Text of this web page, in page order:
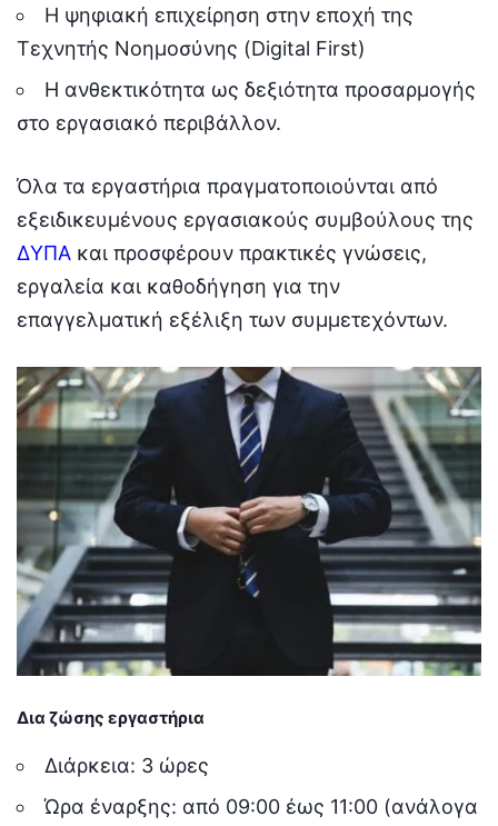
Η ψηφιακή επιχείρηση στην εποχή της
Τεχνητής Νοημοσύνης (Digital First)
Η ανθεκτικότητα ως δεξιότητα προσαρμογής
στο εργασιακό περιβάλλον.
Όλα τα εργαστήρια πραγματοποιούνται από
εξειδικευμένους εργασιακούς συμβούλους της
ΔΥΠΑ και προσφέρουν πρακτικές γνώσεις,
εργαλεία και καθοδήγηση για την
επαγγελματική εξέλιξη των συμμετεχόντων.
Δια ζώσης εργαστήρια
Διάρκεια: 3 ώρες
Ώρα έναρξης: από 09:00 έως 11:00 (ανάλογα